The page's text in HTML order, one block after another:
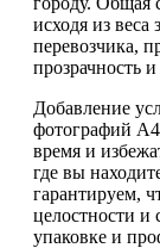
исходя из веса
перевозчика,
прозрачность
Добавление
фотографий А4
время и
где вы
гарантируем,
целостности и
упаковке и